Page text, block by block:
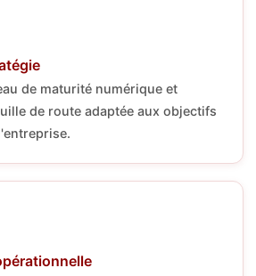
de maturité numérique et
de route adaptée aux objectifs